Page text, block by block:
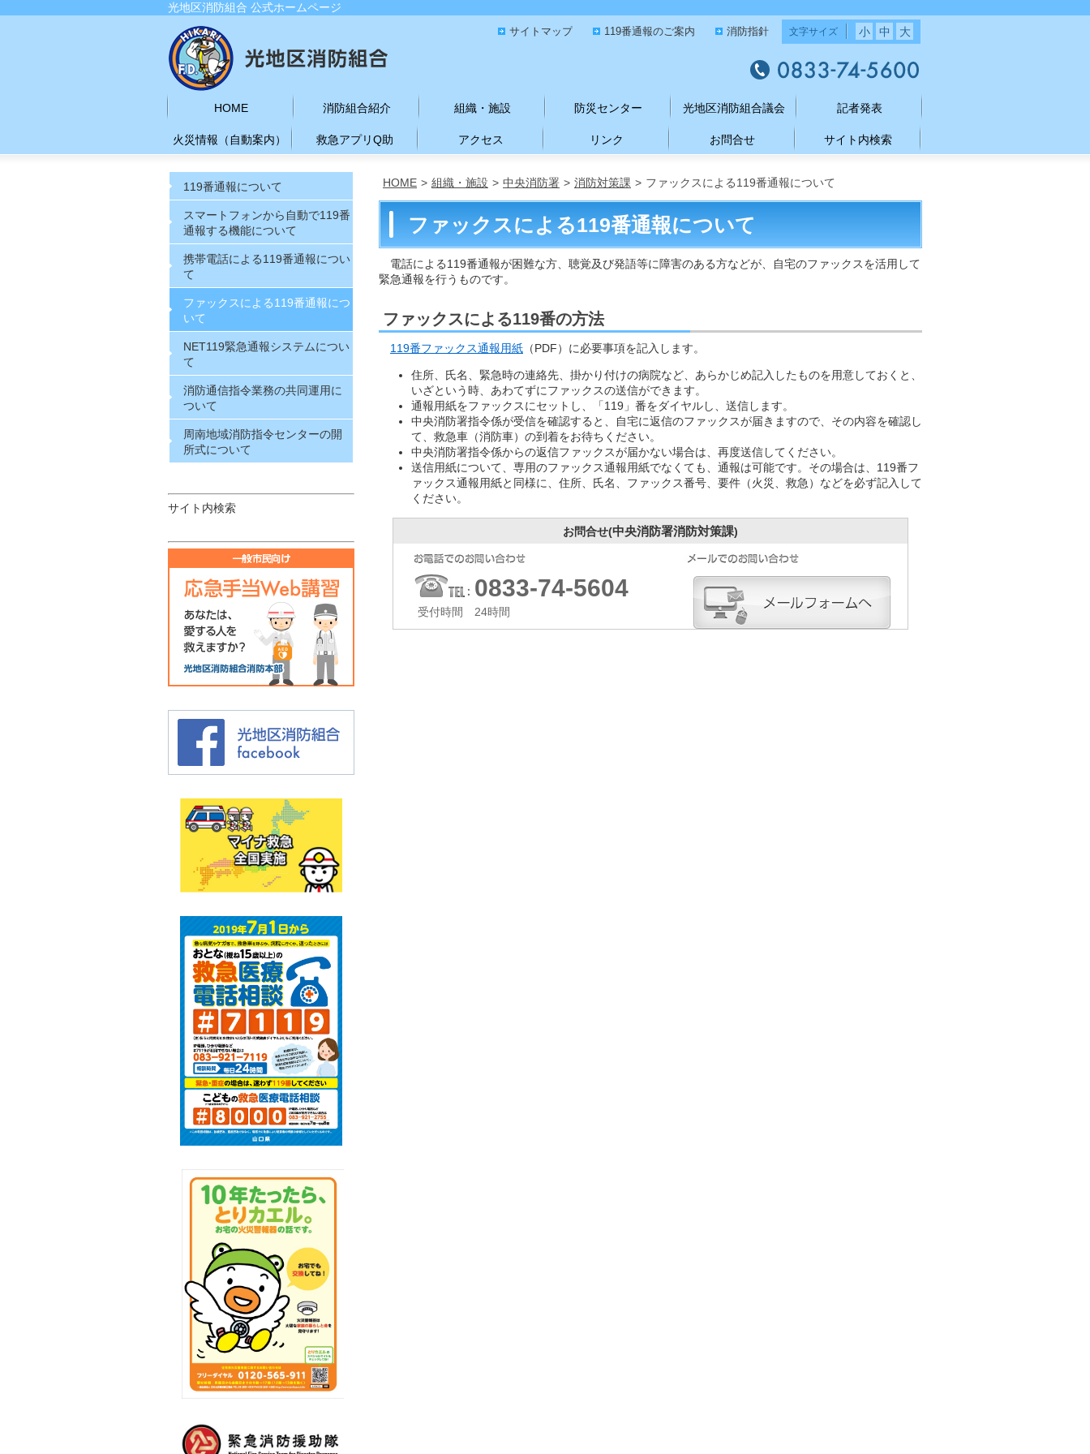
光地区消防組合 公式ホームページ
文字サイズ 小 中 大
消防指針
119番通報のご案内
サイトマップ
HOME 消防組合紹介 組織・施設 防災センター 光地区消防組合議会 記者発表
火災情報（自動案内） 救急アプリQ助 アクセス リンク お問合せ サイト内検索
119番通報について
スマートフォンから自動で119番
通報する機能について
携帯電話による119番通報につい
て
ファックスによる119番通報につ
いて
NET119緊急通報システムについ
て
消防通信指令業務の共同運用に
ついて
周南地域消防指令センターの開
所式について
サイト内検索
HOME > 組織・施設 > 中央消防署 > 消防対策課 > ファックスによる119番通報について
ファックスによる119番通報について
電話による119番通報が困難な方、聴覚及び発語等に障害のある方などが、自宅のファックスを活用して
緊急通報を行うものです。
ファックスによる119番の方法
119番ファックス通報用紙 （PDF）に必要事項を記入します。
住所、氏名、緊急時の連絡先、掛かり付けの病院など、あらかじめ記入したものを用意しておくと、
いざという時、あわてずにファックスの送信ができます。
通報用紙をファックスにセットし、「119」番をダイヤルし、送信します。
中央消防署指令係が受信を確認すると、自宅に返信のファックスが届きますので、その内容を確認し
て、救急車（消防車）の到着をお待ちください。
中央消防署指令係からの返信ファックスが届かない場合は、再度送信してください。
送信用紙について、専用のファックス通報用紙でなくても、通報は可能です。その場合は、119番フ
ァックス通報用紙と同様に、住所、氏名、ファックス番号、要件（火災、救急）などを必ず記入して
ください。
お問合せ(中央消防署消防対策課)
0833-74-5604
受付時間 24時間